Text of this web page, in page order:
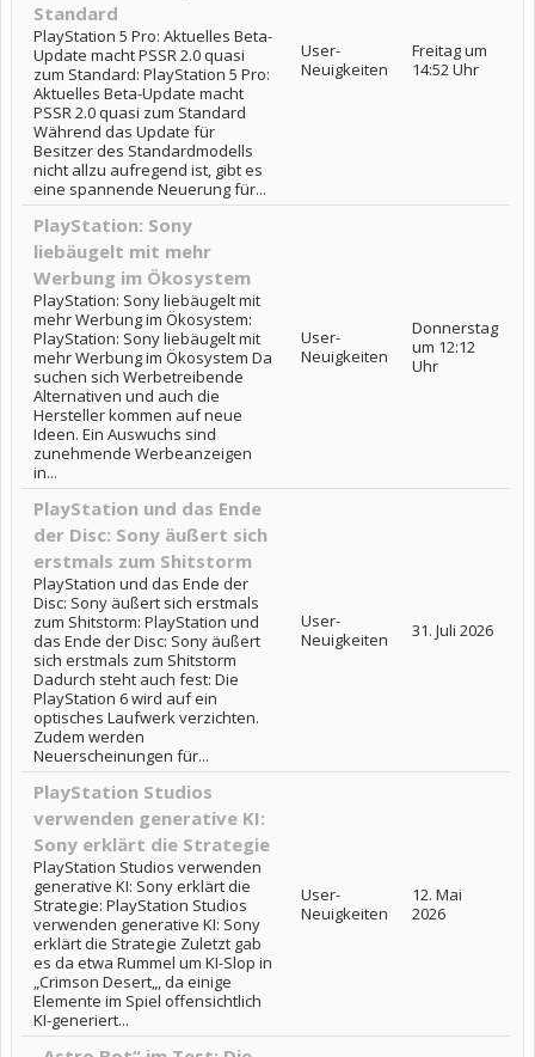
Standard
PlayStation 5 Pro: Aktuelles Beta-
Update macht PSSR 2.0 quasi
zum Standard: PlayStation 5 Pro:
Aktuelles Beta-Update macht
PSSR 2.0 quasi zum Standard
Während das Update für
Besitzer des Standardmodells
nicht allzu aufregend ist, gibt es
eine spannende Neuerung für...
User-
Neuigkeiten
Freitag um
14:52 Uhr
PlayStation: Sony
liebäugelt mit mehr
Werbung im Ökosystem
PlayStation: Sony liebäugelt mit
mehr Werbung im Ökosystem:
PlayStation: Sony liebäugelt mit
mehr Werbung im Ökosystem Da
suchen sich Werbetreibende
Alternativen und auch die
Hersteller kommen auf neue
Ideen. Ein Auswuchs sind
zunehmende Werbeanzeigen
in...
User-
Neuigkeiten
Donnerstag
um 12:12
Uhr
PlayStation und das Ende
der Disc: Sony äußert sich
erstmals zum Shitstorm
PlayStation und das Ende der
Disc: Sony äußert sich erstmals
zum Shitstorm: PlayStation und
das Ende der Disc: Sony äußert
sich erstmals zum Shitstorm
Dadurch steht auch fest: Die
PlayStation 6 wird auf ein
optisches Laufwerk verzichten.
Zudem werden
Neuerscheinungen für...
User-
Neuigkeiten
31. Juli 2026
PlayStation Studios
verwenden generative KI:
Sony erklärt die Strategie
PlayStation Studios verwenden
generative KI: Sony erklärt die
Strategie: PlayStation Studios
verwenden generative KI: Sony
erklärt die Strategie Zuletzt gab
es da etwa Rummel um KI-Slop in
„Crimson Desert„, da einige
Elemente im Spiel offensichtlich
KI-generiert...
User-
Neuigkeiten
12. Mai
2026